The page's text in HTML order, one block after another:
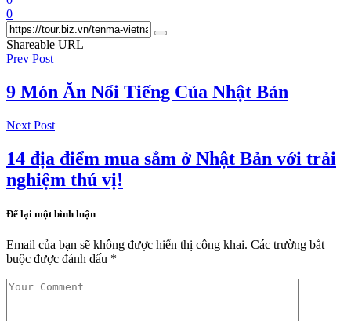
0
Shareable URL
Prev Post
9 Món Ăn Nổi Tiếng Của Nhật Bản
Next Post
14 địa điểm mua sắm ở Nhật Bản với trải
nghiệm thú vị!
Để lại một bình luận
Email của bạn sẽ không được hiển thị công khai. Các trường bắt
buộc được đánh dấu *